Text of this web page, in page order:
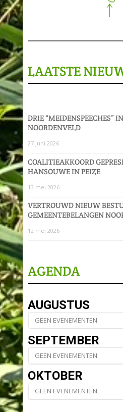
LAATSTE
DRIE “MEIDENSPEECHES”
NOORDENVELD
27 juni 2026
COALITIEAKKOORD
HANSOUWE IN PEIZE
13 mei 2026
VERTROUWD NIEUW
GEMEENTEBELANGEN
12 mei 2026
AGENDA
AUGUSTUS
GEEN EVENEMENTEN
SEPTEMBER
GEEN EVENEMENTEN
OKTOBER
GEEN EVENEMENTEN